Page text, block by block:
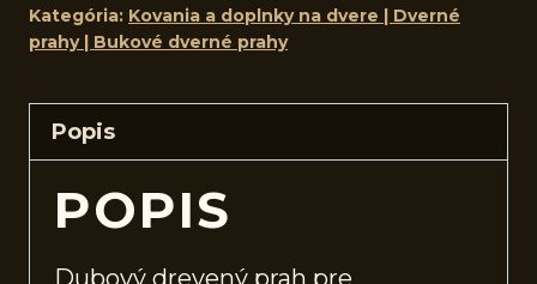
Kategória: Kovania a doplnky na dvere | Dverné
prahy | Bukové dverné prahy
Popis
POPIS
Dubový drevený prah pre